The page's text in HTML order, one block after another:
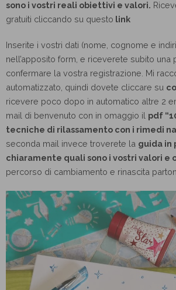
sono i vostri reali obiettivi e valori.
gratuiti cliccando su questo link
Inserite i vostri dati (nome, cognome e
nell’apposito form, e riceverete subito una
confermare la vostra registrazione. Mi
automatizzato, quindi dovete cliccare su
ricevere poco dopo in automatico altre 2
mail di benvenuto con in omaggio il pdf
tecniche di rilassamento con i rimedi
seconda mail invece troverete la guida in
chiaramente quali sono i vostri valori e
percorso di cambiamento e rinascita